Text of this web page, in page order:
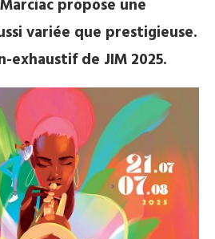
propose une
variée que prestigieuse.
exhaustif de JIM 2025.